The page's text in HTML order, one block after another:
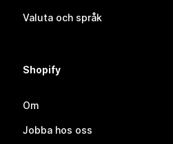
Valuta och språk
Shopify
Om
Jobba hos oss